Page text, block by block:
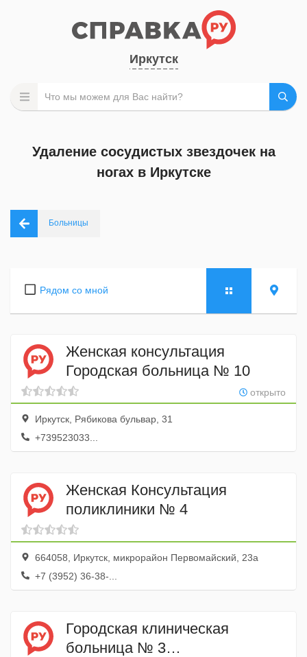
Иркутск
Удаление сосудистых звездочек на
ногах в Иркутске
Больницы
Рядом со мной
Женская консультация
Городская больница № 10
открыто
Иркутск, Рябикова бульвар, 31
+739523033...
Женская Консультация
поликлиники № 4
664058, Иркутск, микрорайон Первомайский, 23а
+7 (3952) 36-38-...
Городская клиническая
больница № 3